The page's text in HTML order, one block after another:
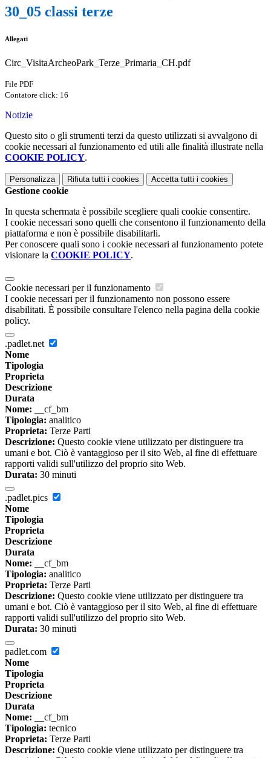
30_05 classi terze
Allegati
Circ_VisitaArcheoPark_Terze_Primaria_CH.pdf
File PDF
Contatore click: 16
Notizie
Questo sito o gli strumenti terzi da questo utilizzati si avvalgono di
cookie necessari al funzionamento ed utili alle finalità illustrate nella
COOKIE POLICY.
Personalizza Rifiuta tutti i cookies Accetta tutti i cookies
Gestione cookie
In questa schermata è possibile scegliere quali cookie consentire.
I cookie necessari sono quelli che consentono il funzionamento della
piattaforma e non è possibile disabilitarli.
Per conoscere quali sono i cookie necessari al funzionamento potete
visionare la COOKIE POLICY.
Cookie necessari per il funzionamento
I cookie necessari per il funzionamento non possono essere
disabilitati. È possibile consultare l'elenco nella pagina della cookie
policy.
.padlet.net
Nome
Tipologia
Proprieta
Descrizione
Durata
Nome: __cf_bm
Tipologia: analitico
Proprieta: Terze Parti
Descrizione: Questo cookie viene utilizzato per distinguere tra
umani e bot. Ciò è vantaggioso per il sito Web, al fine di effettuare
rapporti validi sull'utilizzo del proprio sito Web.
Durata: 30 minuti
.padlet.pics
Nome
Tipologia
Proprieta
Descrizione
Durata
Nome: __cf_bm
Tipologia: analitico
Proprieta: Terze Parti
Descrizione: Questo cookie viene utilizzato per distinguere tra
umani e bot. Ciò è vantaggioso per il sito Web, al fine di effettuare
rapporti validi sull'utilizzo del proprio sito Web.
Durata: 30 minuti
padlet.com
Nome
Tipologia
Proprieta
Descrizione
Durata
Nome: __cf_bm
Tipologia: tecnico
Proprieta: Terze Parti
Descrizione: Questo cookie viene utilizzato per distinguere tra